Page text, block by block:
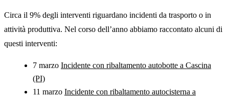
Circa il 9% degli interventi riguardano incidenti da trasporto o in
attività produttiva. Nel corso dell’anno abbiamo raccontato alcuni di
questi interventi:
7 marzo Incidente con ribaltamento autobotte a Cascina
(PI)
11 marzo Incidente con ribaltamento autocisterna a